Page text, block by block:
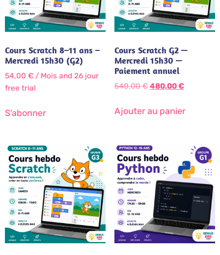
Cours Scratch 8–11 ans –
Mercredi 15h30 (G2)
54,00 € / Mois and 26 jour
free trial
S'abonner
Cours Scratch G2 —
Mercredi 15h30 —
Paiement annuel
540,00€ 480,00€
Ajouter au panier